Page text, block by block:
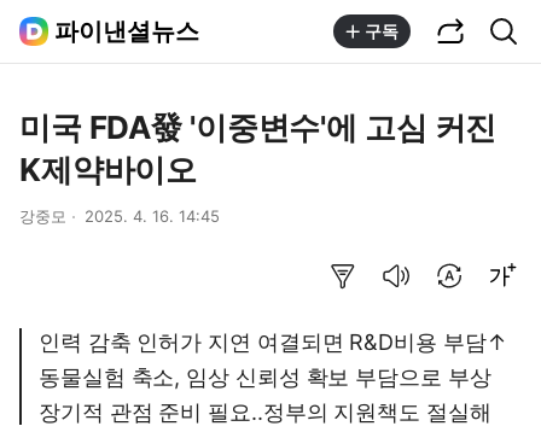
파이낸셜뉴스 구독
미국 FDA發 '이중변수'에 고심 커진
K제약바이오
강중모 2025. 4. 16. 14:45
인력 감축 인허가 지연 여결되면 R&D비용 부담↑
동물실험 축소, 임상 신뢰성 확보 부담으로 부상
장기적 관점 준비 필요..정부의 지원책도 절실해